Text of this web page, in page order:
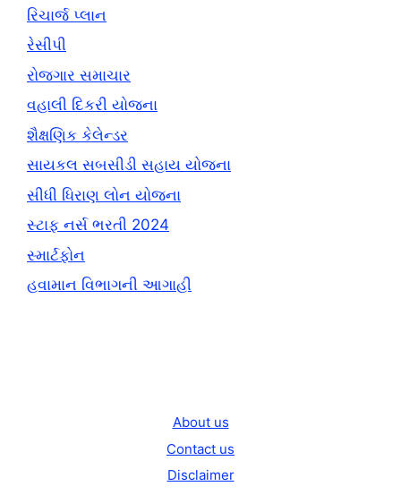
રિચાર્જ પ્લાન
રેસીપી
રોજગાર સમાચાર
વહાલી દિકરી યોજના
શૈક્ષણિક કેલેન્ડર
સાયકલ સબસીડી સહાય યોજના
સીધી ધિરાણ લોન યોજના
સ્ટાફ નર્સ ભરતી 2024
સ્માર્ટફોન
હવામાન વિભાગની આગાહી
About us
Contact us
Disclaimer